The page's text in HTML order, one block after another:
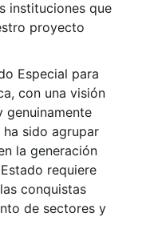
instituciones que
proyecto
Especial para
con una visión
genuinamente
sido agrupar
la generación
requiere
conquistas
de sectores y